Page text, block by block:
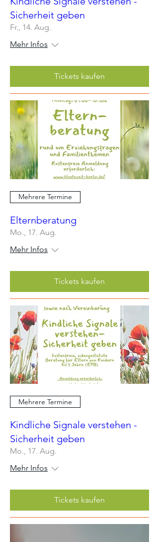
Sicherheit geben
Fr., 14. Aug.
Mehr Infos
Tickets kaufen
Mehrere Termine
Elternberatung
Mo., 17. Aug.
Mehr Infos
Tickets kaufen
Mehrere Termine
Kindliche Signale verstehen -
Sicherheit geben
Mo., 17. Aug.
Mehr Infos
Tickets kaufen